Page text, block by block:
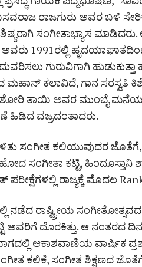
ರಾಜಗುರು ಅವರ ಬಳಿ
ಸಂಗೀತಾಭ್ಯಾಸ
1991ರಲ್ಲಿ
ಗುರುವಿಗಾಗಿ
ಮಹಾನ್ ಕಲಾವಿದೆ, ಗಾನ
ತಾಯಿ ಅವರ ಮುಂಬೈ
ಹಿಡಿದ ವಜ್ರದಂತಾದರು.
ಸಂಗೀತ ಕಲಿಯುವುದರ
ಹೋದ ಸಂಗೀತಾ ಕಟ್ಟಿ,
ಪರೀಕ್ಷೆಗಳಲ್ಲಿ ರಾಜ್ಯಕ್ಕೆ ಮೊದಲ
ನಡೆದ ರಾಷ್ಟ್ರೀಯ
ಅವರಿಗೆ ದೊರಕಿತ್ತು. ಆ ನಂತರದ
ಆಕಾಶವಾಣಿಯ ವಾರ್ಷಿಕ
ಕಲಿಕೆ, ಸಂಗೀತ ಶಿಕ್ಷಣದ